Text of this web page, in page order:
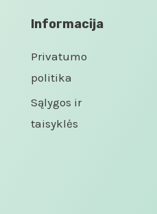
Informacija
Privatumo
politika
Sąlygos ir
taisyklės